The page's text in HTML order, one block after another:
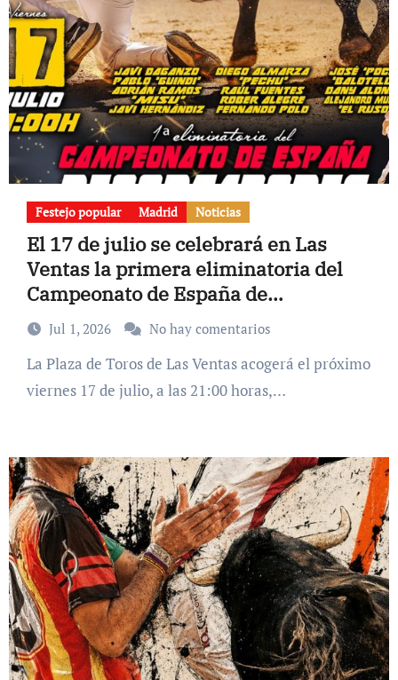
Festejo popular Madrid Noticias
El 17 de julio se celebrará en Las
Ventas la primera eliminatoria del
Campeonato de España de
Recortadores
Jul 1, 2026 No hay comentarios
La Plaza de Toros de Las Ventas acogerá el próximo
viernes 17 de julio, a las 21:00 horas,…